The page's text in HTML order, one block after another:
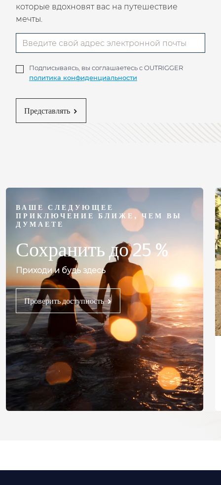
которые вдохновят вас на путешествие
мечты.
Подписываясь, вы соглашаетесь с OUTRIGGER
политика конфиденциальности
Представлять
ВАШЕ СЛЕДУЮЩЕЕ
ПРИКЛЮЧЕНИЕ БЛИЖЕ, ЧЕМ ВЫ
ДУМАЕТЕ
Сохранить до 25 %
Приходи и будь здесь
Проверить доступность